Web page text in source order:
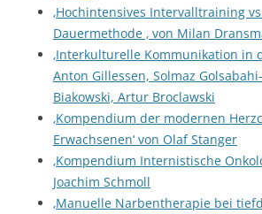
‚Hochintensives Intervalltraining
Dauermethode ‚ von Milan
‚Interkulturelle Kommunikation in
Anton Gillessen, Solmaz
Biakowski, Artur Broclawski
‚Kompendium der modernen
Erwachsenen‘ von Olaf Stanger
‚Kompendium Internistische
Joachim Schmoll
‚Manuelle Narbentherapie bei